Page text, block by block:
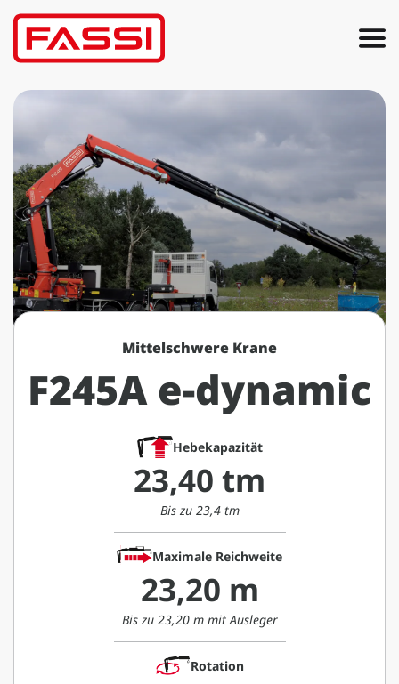
Mittelschwere Krane
F245A e-dynamic
Hebekapazität
23,40 tm
Bis zu 23,4 tm
Maximale Reichweite
23,20 m
Bis zu 23,20 m mit Ausleger
Rotation